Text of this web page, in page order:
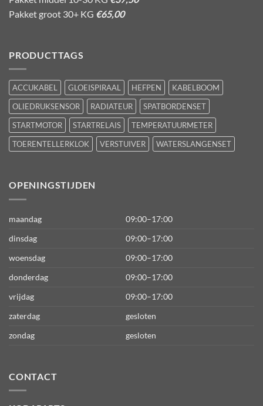
Pakket groot 30+ KG €65,00
PRODUCTTAGS
ACCUKABEL GLOEISPIRAAL HEFPEN
KABELBOOM
OLIEDRUKSENSOR
RADIATEUR
SPATBORDENSET
STARTMOTOR
STARTRELAIS
TEMPERATUURMETER
TOERENTELLERKLOK
VERSTUIVER WATERSLANGENSET
OPENINGSTIJDEN
maandag
09:00–17:00
dinsdag
09:00–17:00
woensdag
09:00–17:00
donderdag
09:00–17:00
vrijdag
09:00–17:00
zaterdag
gesloten
zondag
gesloten
CONTACT